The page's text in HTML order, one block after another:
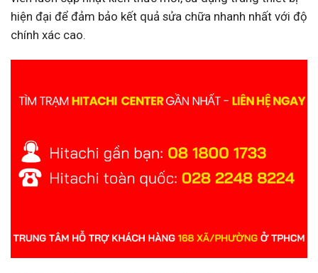
hiện đại để đảm bảo kết quả sửa chữa nhanh nhất với độ
chính xác cao.